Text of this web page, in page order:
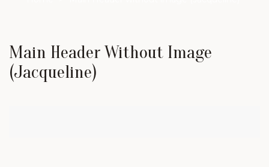
Main Header Without Image
(Jacqueline)